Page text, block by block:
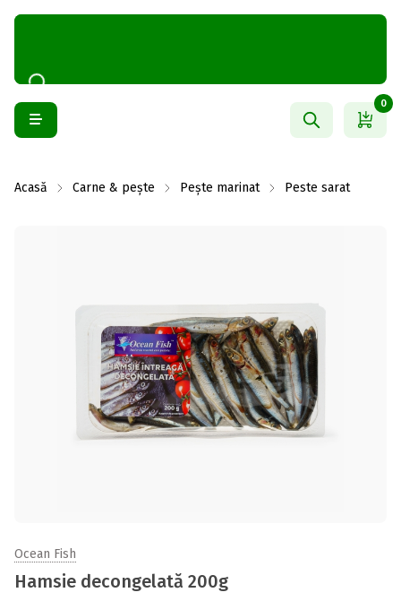
0
Acasă Carne & pește Pește marinat Peste sarat
Ocean Fish
Hamsie decongelată 200g